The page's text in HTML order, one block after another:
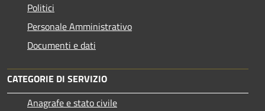
Politici
Personale Amministrativo
Documenti e dati
CATEGORIE DI SERVIZIO
Anagrafe e stato civile